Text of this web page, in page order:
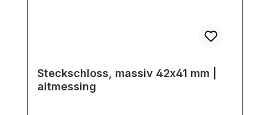
Steckschloss, massiv 42x41 mm |
altmessing